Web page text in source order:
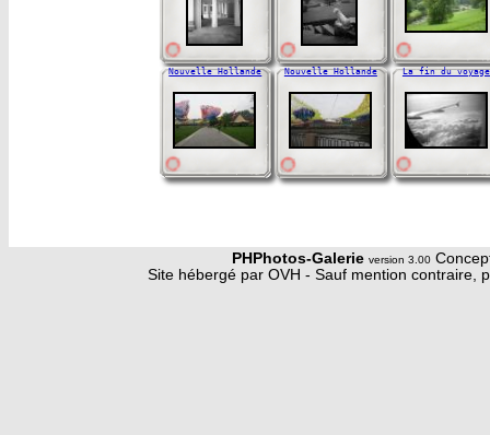
Nouvelle Hollande Nouvelle Hollande La fin du voyage
PHPhotos-Galerie version 3.00
Site hébergé par OVH - Sauf mention contraire,